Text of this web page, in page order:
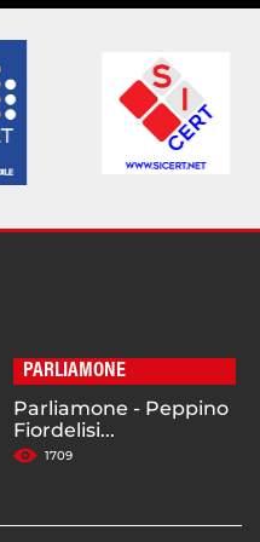
PARLIAMONE
Parliamone - Peppino
Fiordelisi...
1709